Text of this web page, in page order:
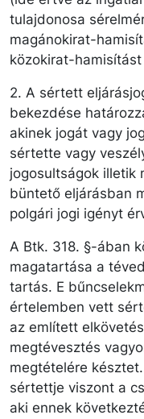
tulajdonosa
magánokirat-
közokirat-
2. A sértett
bekezdése
akinek jogát vagy
sértette vagy
jogosultságok illetik
büntető eljárásban
polgári jogi igényt
A Btk. 318. §-ában
magatartása a
tartás. E
értelemben vett
az említett
megtévesztés
megtételére
sértettje viszont a
aki ennek